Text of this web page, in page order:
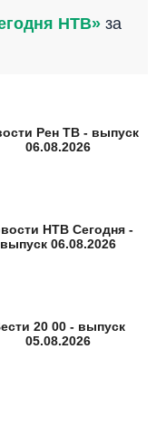
НТВ» за
Рен ТВ - выпуск
06.08.2026
НТВ Сегодня -
выпуск 06.08.2026
20 00 - выпуск
05.08.2026